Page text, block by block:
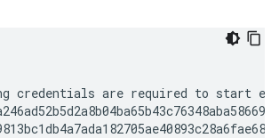
credentials are required to start